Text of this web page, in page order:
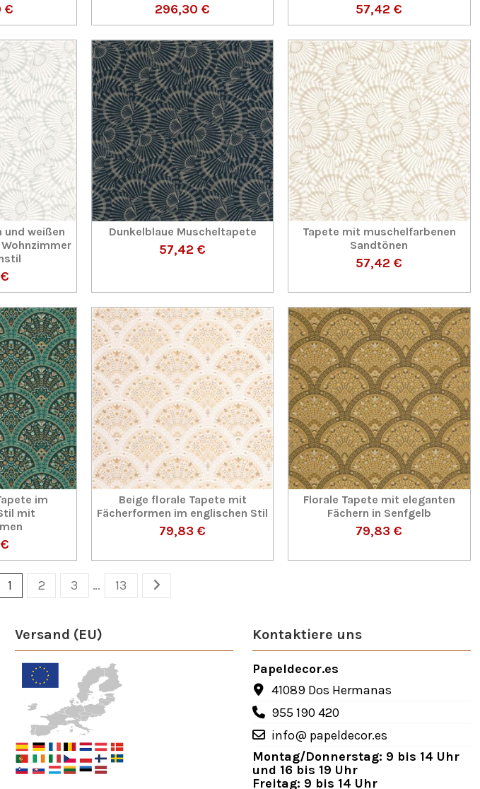
€ 296,30 € 57,42 €
und weißen
Dunkelblaue Muscheltapete
57,42 €
Tapete mit muschelfarbenen
Sandtönen
57,42 €
im
mit
Beige florale Tapete mit
Fächerformen im englischen Stil
79,83 €
Florale Tapete mit eleganten
Fächern in Senfgelb
79,83 €
1 2 3 … 13
Versand (EU) Kontaktiere uns
Papeldecor.es
41089 Dos Hermanas
955 190 420
info@ papeldecor.es
Montag/Donnerstag: 9 bis 14 Uhr
und 16 bis 19 Uhr
Freitag: 9 bis 14 Uhr